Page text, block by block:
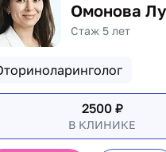
Омонова
Стаж 5 лет
2500₽
В КЛИНИКЕ